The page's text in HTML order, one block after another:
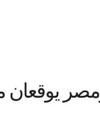
يوقعان